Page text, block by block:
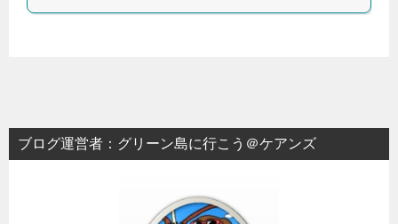
ブログ運営者：グリーン島に行こう＠ケアンズ